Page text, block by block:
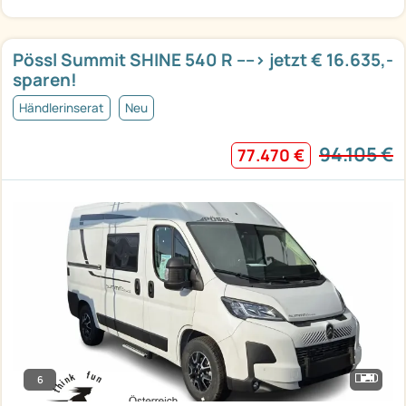
Pössl Summit SHINE 540 R ----> jetzt € 16.635,-
sparen!
Händlerinserat Neu
77.470 € 94.105 €
6